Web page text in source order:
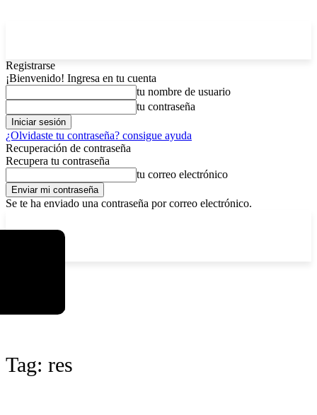
Registrarse
¡Bienvenido! Ingresa en tu cuenta
tu nombre de usuario
tu contraseña
¿Olvidaste tu contraseña? consigue ayuda
Recuperación de contraseña
Recupera tu contraseña
tu correo electrónico
Se te ha enviado una contraseña por correo electrónico.
Tag: res